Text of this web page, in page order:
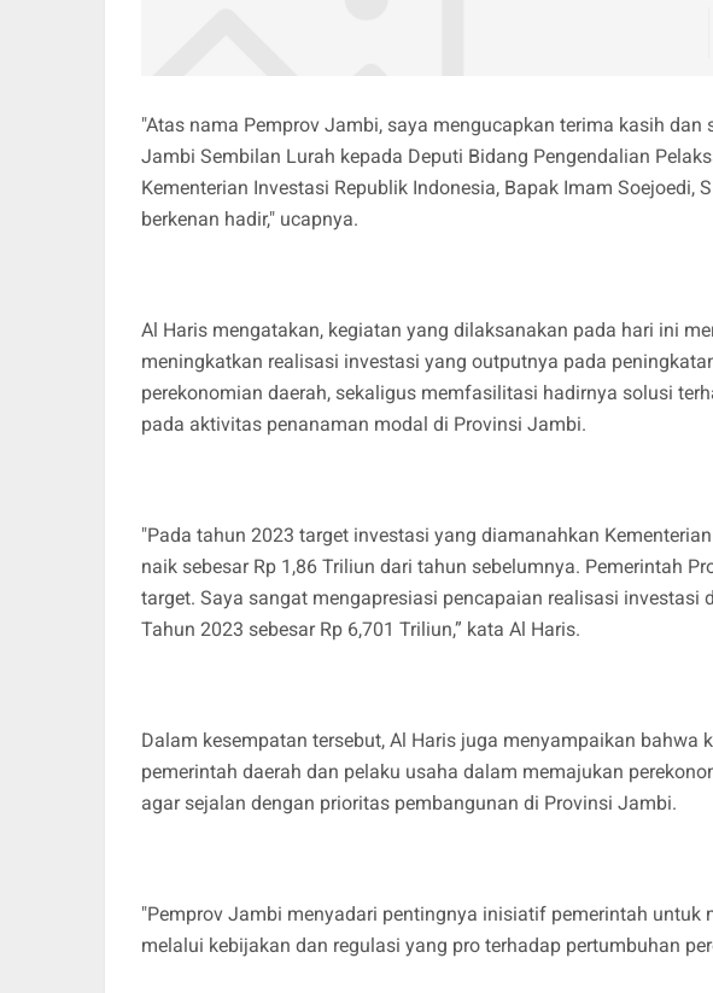
"Atas nama Pemprov Jambi, saya mengucapkan terima kasih
Jambi Sembilan Lurah kepada Deputi Bidang Pengendalian
Kementerian Investasi Republik Indonesia, Bapak Imam Soejoedi,
berkenan hadir," ucapnya.
Al Haris mengatakan, kegiatan yang dilaksanakan pada hari ini
meningkatkan realisasi investasi yang outputnya pada
perekonomian daerah, sekaligus memfasilitasi hadirnya solusi
pada aktivitas penanaman modal di Provinsi Jambi.
"Pada tahun 2023 target investasi yang diamanahkan
naik sebesar Rp 1,86 Triliun dari tahun sebelumnya. Pemerintah
target. Saya sangat mengapresiasi pencapaian realisasi investasi
Tahun 2023 sebesar Rp 6,701 Triliun,” kata Al Haris.
Dalam kesempatan tersebut, Al Haris juga menyampaikan bahwa
pemerintah daerah dan pelaku usaha dalam memajukan
agar sejalan dengan prioritas pembangunan di Provinsi Jambi.
"Pemprov Jambi menyadari pentingnya inisiatif pemerintah untuk
melalui kebijakan dan regulasi yang pro terhadap pertumbuhan